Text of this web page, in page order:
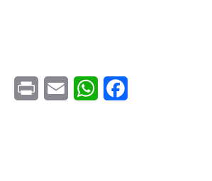
Print Email WhatsApp